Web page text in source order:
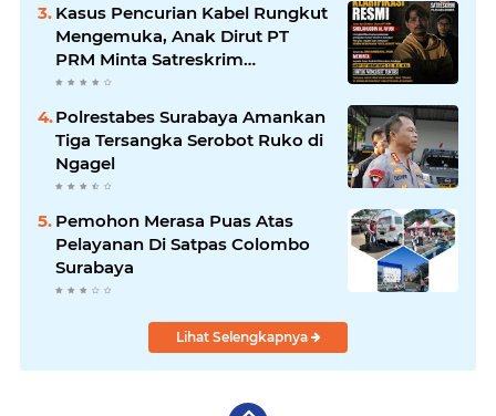
Sampaikan Ucapan Selamat
Kasus Pencurian Kabel Rungkut
Mengemuka, Anak Dirut PT
PRM Minta Satreskrim
Polrestabes Surabaya Usut
Polrestabes Surabaya Amankan
Tiga Tersangka Serobot Ruko di
Ngagel
Pemohon Merasa Puas Atas
Pelayanan Di Satpas Colombo
Surabaya
Lihat Selengkapnya